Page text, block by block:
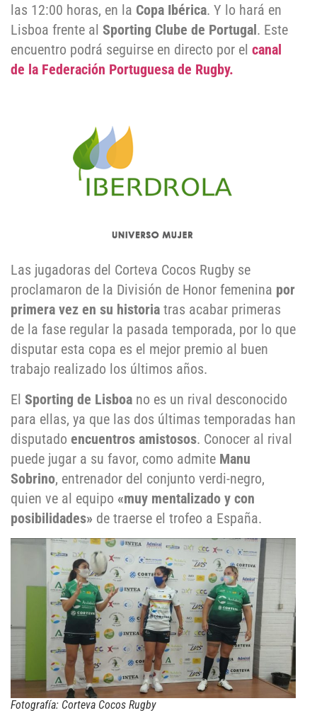
las 12:00 horas, en la Copa Ibérica. Y lo hará en
Lisboa frente al Sporting Clube de Portugal. Este
encuentro podrá seguirse en directo por el canal
de la Federación Portuguesa de Rugby.
Las jugadoras del Corteva Cocos Rugby se
proclamaron de la División de Honor femenina por
primera vez en su historia tras acabar primeras
de la fase regular la pasada temporada, por lo que
disputar esta copa es el mejor premio al buen
trabajo realizado los últimos años.
El Sporting de Lisboa no es un rival desconocido
para ellas, ya que las dos últimas temporadas han
disputado encuentros amistosos. Conocer al rival
puede jugar a su favor, como admite Manu
Sobrino, entrenador del conjunto verdi-negro,
quien ve al equipo «muy mentalizado y con
posibilidades» de traerse el trofeo a España.
Fotografía: Corteva Cocos Rugby